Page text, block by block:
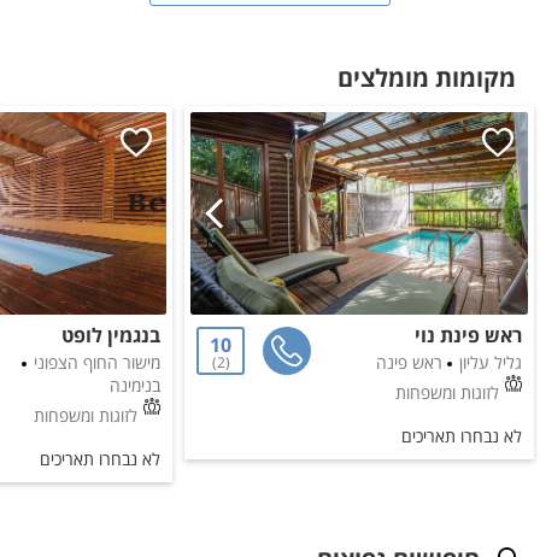
מקומות מומלצים
ראש פינת נוי
גליל עליון
ראש פינה
לזוגות ומשפחות
10
2
לא נבחרו תאריכים
בנגמין לופט
מישור החוף הצפוני
בנימינה
לזוגות ומשפחות
לא נבחרו תאריכים